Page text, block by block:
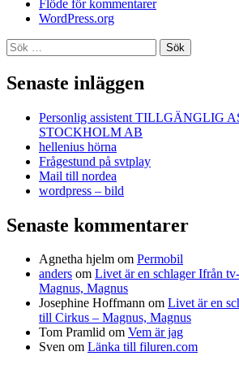
Flöde för kommentarer
WordPress.org
Sök
efter:
Senaste inläggen
Personlig assistent TILLGÄNGLIG
STOCKHOLM AB
hellenius hörna
Frågestund på svtplay
Mail till nordea
wordpress – bild
Senaste kommentarer
Agnetha hjelm om Permobil
anders om Livet är en schlager Ifrån
Magnus, Magnus
Josephine Hoffmann om Livet är en
till Cirkus – Magnus, Magnus
Tom Pramlid om Vem är jag
Sven om Länka till filuren.com